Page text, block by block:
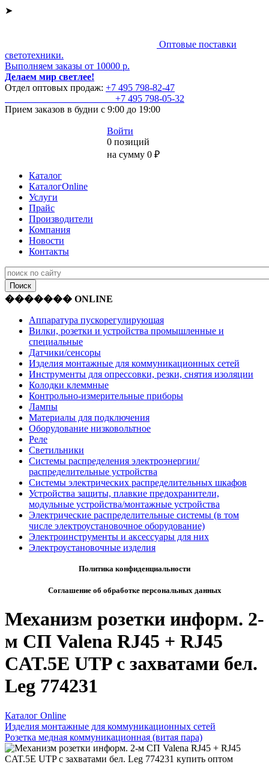
➤
Оптовые поставки
светотехники.
Выполняем заказы от 10000 р.
Делаем мир светлее!
Отдел оптовых продаж: +7 495 798-82-47
+7 495 798-05-32
Прием заказов в будни с 9:00 до 19:00
Войти
0 позиций
на сумму 0 ₽
Каталог
КаталогOnline
Услуги
Прайс
Производители
Компания
Новости
Контакты
������� ONLINE
Аппаратура пускорегулирующая
Вилки, розетки и устройства промышленные и
специальные
Датчики/сенсоры
Изделия монтажные для коммуникационных сетей
Инструменты для опрессовки, резки, снятия изоляции
Колодки клеммные
Контрольно-измерительные приборы
Лампы
Материалы для подключения
Оборудование низковольтное
Реле
Светильники
Системы распределения электроэнергии/
распределительные устройства
Системы электрических распределительных шкафов
Устройства защиты, плавкие предохранители,
модульные устройства/монтажные устройства
Электрические распределительные системы (в том
числе электроустановочное оборудование)
Электроинструменты и аксессуары для них
Электроустановочные изделия
Политика конфиденциальности
Соглашение об обработке персональных данных
Механизм розетки информ. 2-
м СП Valena RJ45 + RJ45
CAT.5E UTP с захватами бел.
Leg 774231
Каталог Online
Изделия монтажные для коммуникационных сетей
Розетка медная коммуникационная (витая пара)